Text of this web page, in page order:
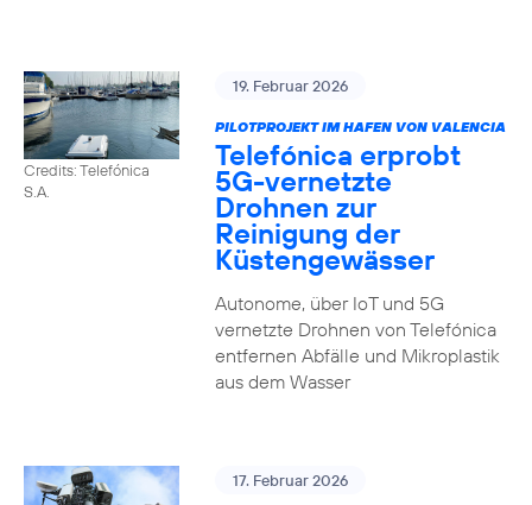
Credits: Telefónica
S.A.
19. Februar 2026
PILOTPROJEKT IM HAFEN VON VALENCIA
Telefónica erprobt
5G-vernetzte
Drohnen zur
Reinigung der
Küstengewässer
Autonome, über IoT und 5G
vernetzte Drohnen von Telefónica
entfernen Abfälle und Mikroplastik
aus dem Wasser
17. Februar 2026